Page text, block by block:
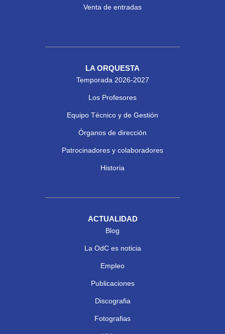
Venta de entradas
LA ORQUESTA
Temporada 2026-2027
Los Profesores
Equipo Técnico y de Gestión
Órganos de dirección
Patrocinadores y colaboradores
Historia
ACTUALIDAD
Blog
La OdC es noticia
Empleo
Publicaciones
Discografia
Fotografias